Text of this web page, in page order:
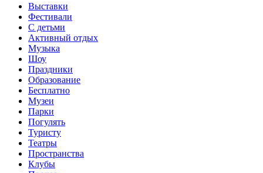
Выставки
Фестивали
С детьми
Активный отдых
Музыка
Шоу
Праздники
Образование
Бесплатно
Музеи
Парки
Погулять
Туристу
Театры
Пространства
Клубы